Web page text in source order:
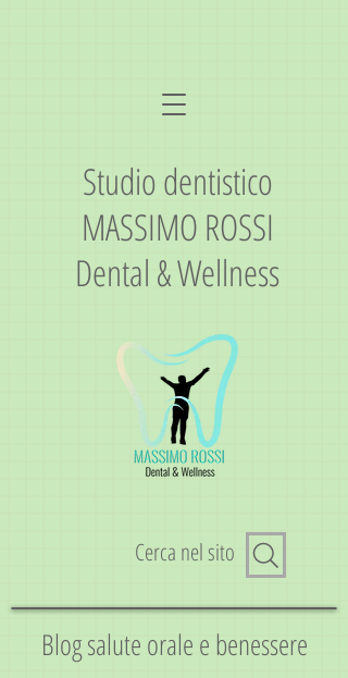
Studio dentistico
MASSIMO ROSSI
Dental & Wellness
Cerca nel sito
Blog salute orale e benessere